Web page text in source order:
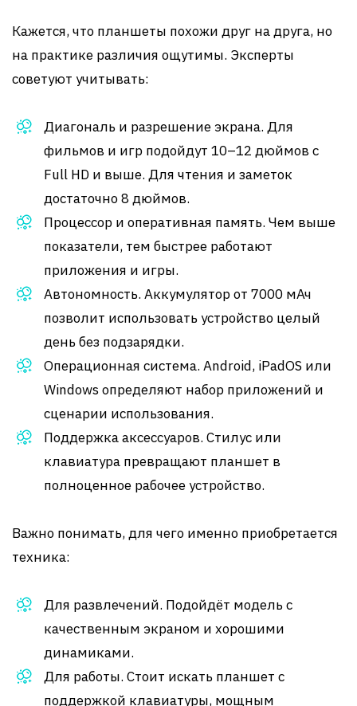
Кажется, что планшеты похожи друг на друга, но
на практике различия ощутимы. Эксперты
советуют учитывать:
Диагональ и разрешение экрана. Для
фильмов и игр подойдут 10–12 дюймов с
Full HD и выше. Для чтения и заметок
достаточно 8 дюймов.
Процессор и оперативная память. Чем выше
показатели, тем быстрее работают
приложения и игры.
Автономность. Аккумулятор от 7000 мАч
позволит использовать устройство целый
день без подзарядки.
Операционная система. Android, iPadOS или
Windows определяют набор приложений и
сценарии использования.
Поддержка аксессуаров. Стилус или
клавиатура превращают планшет в
полноценное рабочее устройство.
Важно понимать, для чего именно приобретается
техника:
Для развлечений. Подойдёт модель с
качественным экраном и хорошими
динамиками.
Для работы. Стоит искать планшет с
поддержкой клавиатуры, мощным